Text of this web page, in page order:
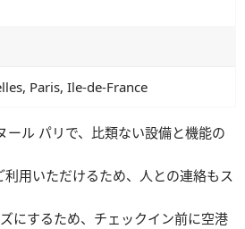
Paris, Ile-de-France
ール パリで、比類ない設備と機能の
用いただけるため、人との連絡もス
にするため、チェックイン前に空港